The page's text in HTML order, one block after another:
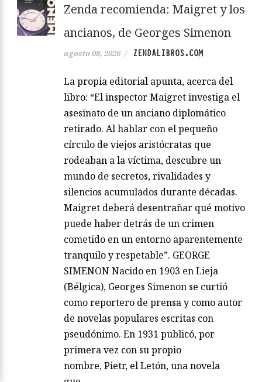
Zenda recomienda: Maigret y los
ancianos, de Georges Simenon
agosto 08, 2026 / ZENDALIBROS.COM
La propia editorial apunta, acerca del
libro: “El inspector Maigret investiga el
asesinato de un anciano diplomático
retirado. Al hablar con el pequeño
círculo de viejos aristócratas que
rodeaban a la víctima, descubre un
mundo de secretos, rivalidades y
silencios acumulados durante décadas.
Maigret deberá desentrañar qué motivo
puede haber detrás de un crimen
cometido en un entorno aparentemente
tranquilo y respetable”. GEORGE
SIMENON Nacido en 1903 en Lieja
(Bélgica), Georges Simenon se curtió
como reportero de prensa y como autor
de novelas populares escritas con
pseudónimo. En 1931 publicó, por
primera vez con su propio
nombre, Pietr, el Letón, una novela